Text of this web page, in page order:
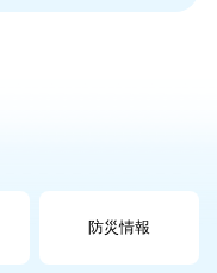
防災情報